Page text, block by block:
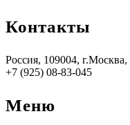
Контакты
Россия, 109004,
+7 (925) 08-83-045
Меню